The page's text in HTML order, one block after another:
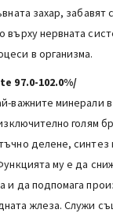
захар, забавят
върху нервната
в организма.
97.0-102.0%/
важните минерали
голям
делене, синтез
му е да
и да подпомага
жлеза. Служи